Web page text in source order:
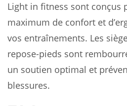
Light in fitness sont conçus
maximum de confort et
vos entraînements. Les
repose-pieds sont
un soutien optimal et
blessures.